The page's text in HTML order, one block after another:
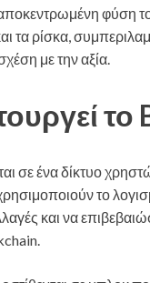
φύση
τα ρίσκα,
με την αξία.
το
σε ένα δίκτυο
το
και να